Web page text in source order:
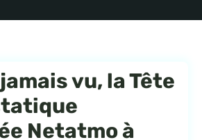
vu, la Tête
Netatmo à